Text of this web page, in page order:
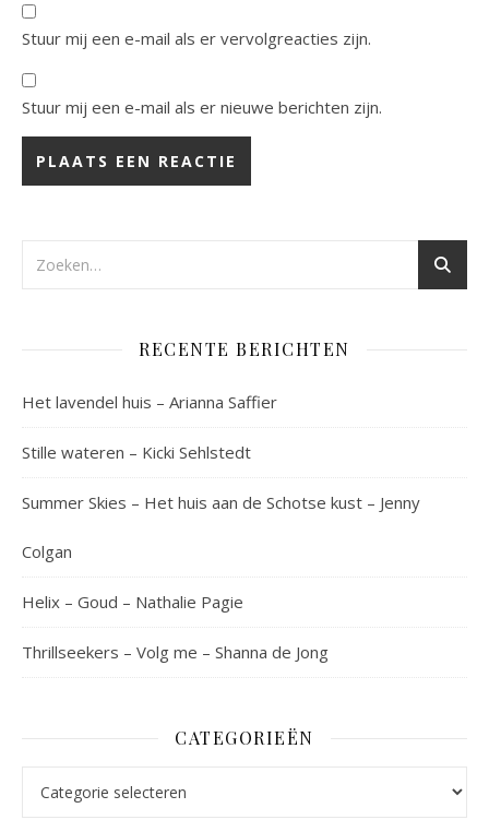
Stuur mij een e-mail als er vervolgreacties zijn.
Stuur mij een e-mail als er nieuwe berichten zijn.
RECENTE BERICHTEN
Het lavendel huis – Arianna Saffier
Stille wateren – Kicki Sehlstedt
Summer Skies – Het huis aan de Schotse kust – Jenny
Colgan
Helix – Goud – Nathalie Pagie
Thrillseekers – Volg me – Shanna de Jong
CATEGORIEËN